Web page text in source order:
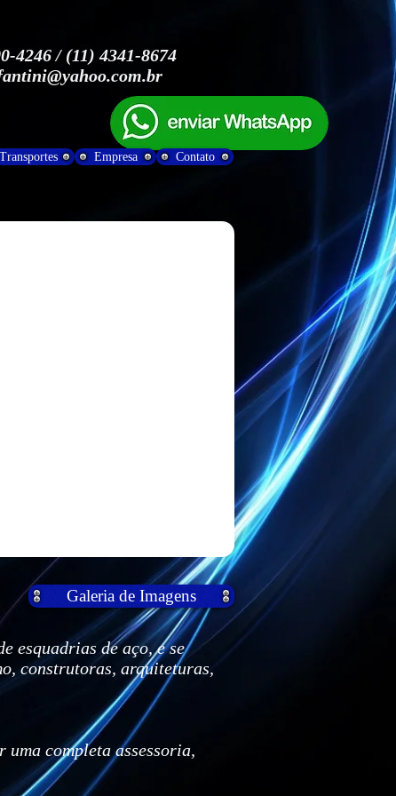
4246 / (11) 4341-8674
Transportes Empresa Contato
Galeria de Imagens
esquadrias de aço, e se
construtoras, arquiteturas,
completa assessoria,